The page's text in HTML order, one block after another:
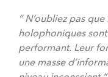
” N’oubliez pas
holophoniques
performant. Leur
une masse